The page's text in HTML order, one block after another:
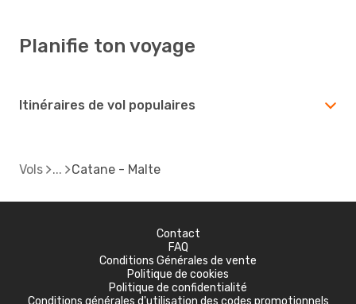
Planifie ton voyage
Itinéraires de vol populaires
Vols Catane - Malte
Contact
FAQ
Conditions Générales de vente
Politique de cookies
Politique de confidentialité
Conditions générales d'utilisation des codes promotionnels